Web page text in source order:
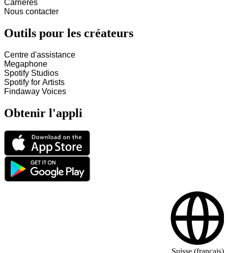
Carrières
Nous contacter
Outils pour les créateurs
Centre d'assistance
Megaphone
Spotify Studios
Spotify for Artists
Findaway Voices
Obtenir l'appli
Suisse (français)